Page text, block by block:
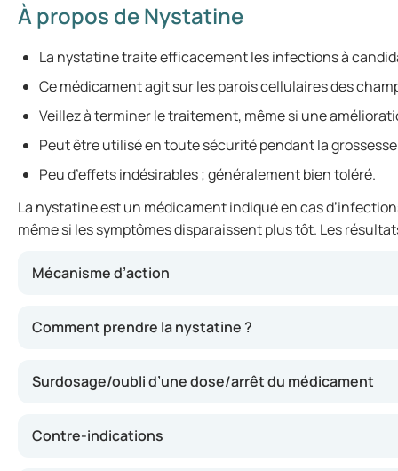
À propos de Nystatine
La nystatine traite efficacement les infections à
Ce médicament agit sur les parois cellulaires des
Veillez à terminer le traitement, même si une
Peut être utilisé en toute sécurité pendant la
Peu d’effets indésirables ; généralement bien toléré.
La nystatine est un médicament indiqué en cas
même si les symptômes disparaissent plus tôt. Les
Mécanisme d’action
Comment prendre la nystatine ?
Surdosage/oubli d’une dose/arrêt du médicament
Contre-indications